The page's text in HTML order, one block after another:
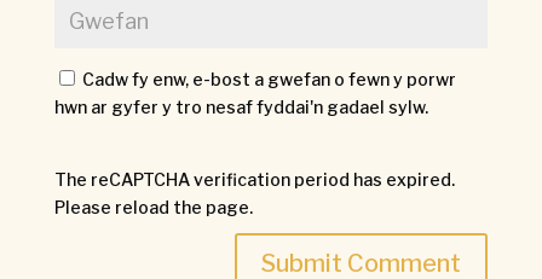
Cadw fy enw, e-bost a gwefan o fewn y porwr
hwn ar gyfer y tro nesaf fyddai'n gadael sylw.
The reCAPTCHA verification period has expired.
Please reload the page.
Submit Comment